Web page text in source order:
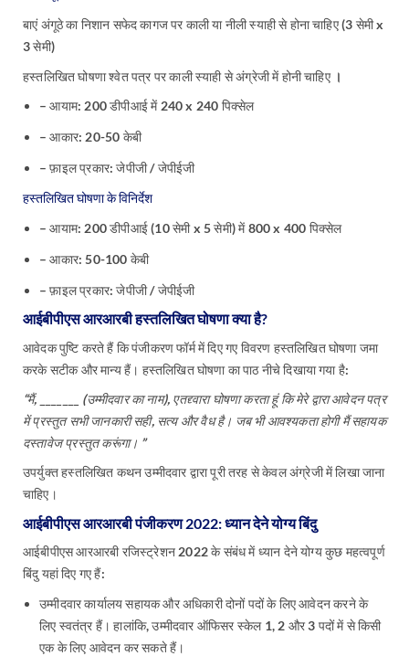
बाएं अंगूठे का निशान सफेद कागज पर काली या नीली स्याही से होना चाहिए (3 सेमी x
3 सेमी)
हस्तलिखित घोषणा श्वेत पत्र पर काली स्याही से अंग्रेजी में होनी चाहिए ।
– आयाम: 200 डीपीआई में 240 x 240 पिक्सेल
– आकार: 20-50 केबी
– फ़ाइल प्रकार: जेपीजी / जेपीईजी
हस्तलिखित घोषणा के विनिर्देश
– आयाम: 200 डीपीआई (10 सेमी x 5 सेमी) में 800 x 400 पिक्सेल
– आकार: 50-100 केबी
– फ़ाइल प्रकार: जेपीजी / जेपीईजी
आईबीपीएस आरआरबी हस्तलिखित घोषणा क्या है?
आवेदक पुष्टि करते हैं कि पंजीकरण फॉर्म में दिए गए विवरण हस्तलिखित घोषणा जमा
करके सटीक और मान्य हैं। हस्तलिखित घोषणा का पाठ नीचे दिखाया गया है:
“मैं, _______ (उम्मीदवार का नाम), एतद्द्वारा घोषणा करता हूं कि मेरे द्वारा आवेदन पत्र
में प्रस्तुत सभी जानकारी सही, सत्य और वैध है। जब भी आवश्यकता होगी मैं सहायक
दस्तावेज प्रस्तुत करूंगा। ”
उपर्युक्त हस्तलिखित कथन उम्मीदवार द्वारा पूरी तरह से केवल अंग्रेजी में लिखा जाना
चाहिए।
आईबीपीएस आरआरबी पंजीकरण 2022: ध्यान देने योग्य बिंदु
आईबीपीएस आरआरबी रजिस्ट्रेशन 2022 के संबंध में ध्यान देने योग्य कुछ महत्वपूर्ण
बिंदु यहां दिए गए हैं:
उम्मीदवार कार्यालय सहायक और अधिकारी दोनों पदों के लिए आवेदन करने के
लिए स्वतंत्र हैं। हालांकि, उम्मीदवार ऑफिसर स्केल 1, 2 और 3 पदों में से किसी
एक के लिए आवेदन कर सकते हैं।